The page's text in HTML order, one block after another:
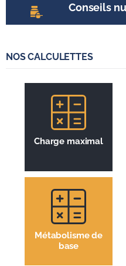
Conseils
NOS CALCULETTES
Charge maximal
Métabolisme de
base